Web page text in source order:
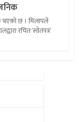
भएको छ । मिलापले
रचित ‘स्वेतपत्र’